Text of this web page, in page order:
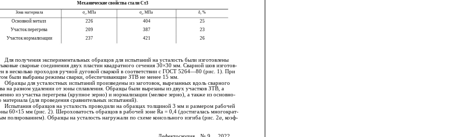
Механические свойства стали Ст3
Зона материала σт, МПа σв, МПа δ, %
Основной металл 226 404
25
Участок перегрева
209 387
23
Участок нормализации
237 421 26
Для получения экспериментальных образцов для испытаний на усталость были изготовлены
сварные соединения двух пластин квадратного сечения 30×30 мм. Сварной шов изготов-
в несколько проходов ручной дуговой сваркой в соответствии с ГОСТ 5264—80 (рис. 1). При
были выбраны режимы сварки, обеспечивающие ЗТВ не менее 15 мм.
Образцы для усталостных испытаний произведены из заготовок, вырезанных вдоль сварного
на разном удалении от зоны сплавления. Образцы были вырезаны из двух участков ЗТВ, а
из участка перегрева (крупное зерно) и нормализации (мелкое зерно), а также из основно-
материала (для проведения сравнительных испытаний).
Испытания образцов на усталость проводили на образцах толщиной 3 мм и размером рабочей
60×15 мм (рис. 2). Шероховатость образцов в рабочей зоне Ra = 0,4 (достигалась многократ-
полированием). Образцы на усталость нагружали по схеме консольного изгиба (рис. 2а , коэф-